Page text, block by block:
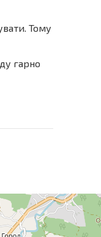
Тому
гарно